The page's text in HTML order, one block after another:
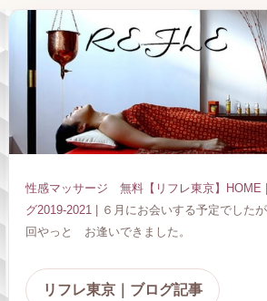
性感マッサージ 無料【リフレ東京】HOME
グ2019-2021
| ６月にお会いする予定でした
回やっと お逢いできました。
リフレ東京｜ブログ記事